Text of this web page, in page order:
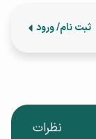
ثبت نام/ ورود
نظرات